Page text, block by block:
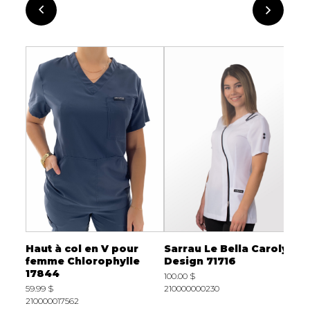
Haut à col en V pour
femme Chlorophylle
17844
59.99 $
210000017562
Sarrau Le Bella Carolyn
Design 71716
100.00 $
210000000230